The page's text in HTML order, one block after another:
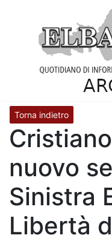
Torna indietro
nuovo
Sinistra
Libertà